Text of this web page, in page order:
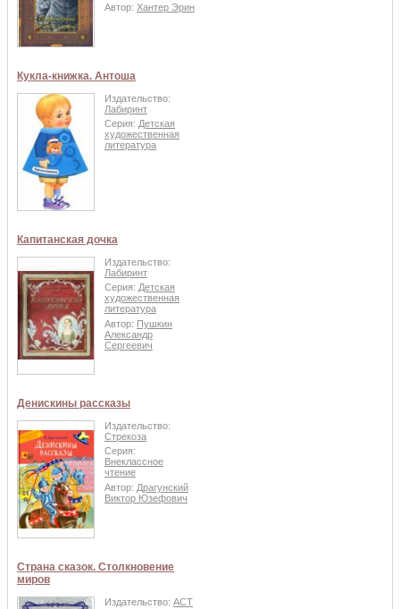
Автор: Хантер Эрин
Кукла-книжка. Антоша
Издательство:
Лабиринт
Серия: Детская
художественная
литература
Капитанская дочка
Издательство:
Лабиринт
Серия: Детская
художественная
литература
Автор: Пушкин
Александр
Сергеевич
Денискины рассказы
Издательство:
Стрекоза
Серия:
Внеклассное
чтение
Автор: Драгунский
Виктор Юзефович
Страна сказок. Столкновение
миров
Издательство: АСТ